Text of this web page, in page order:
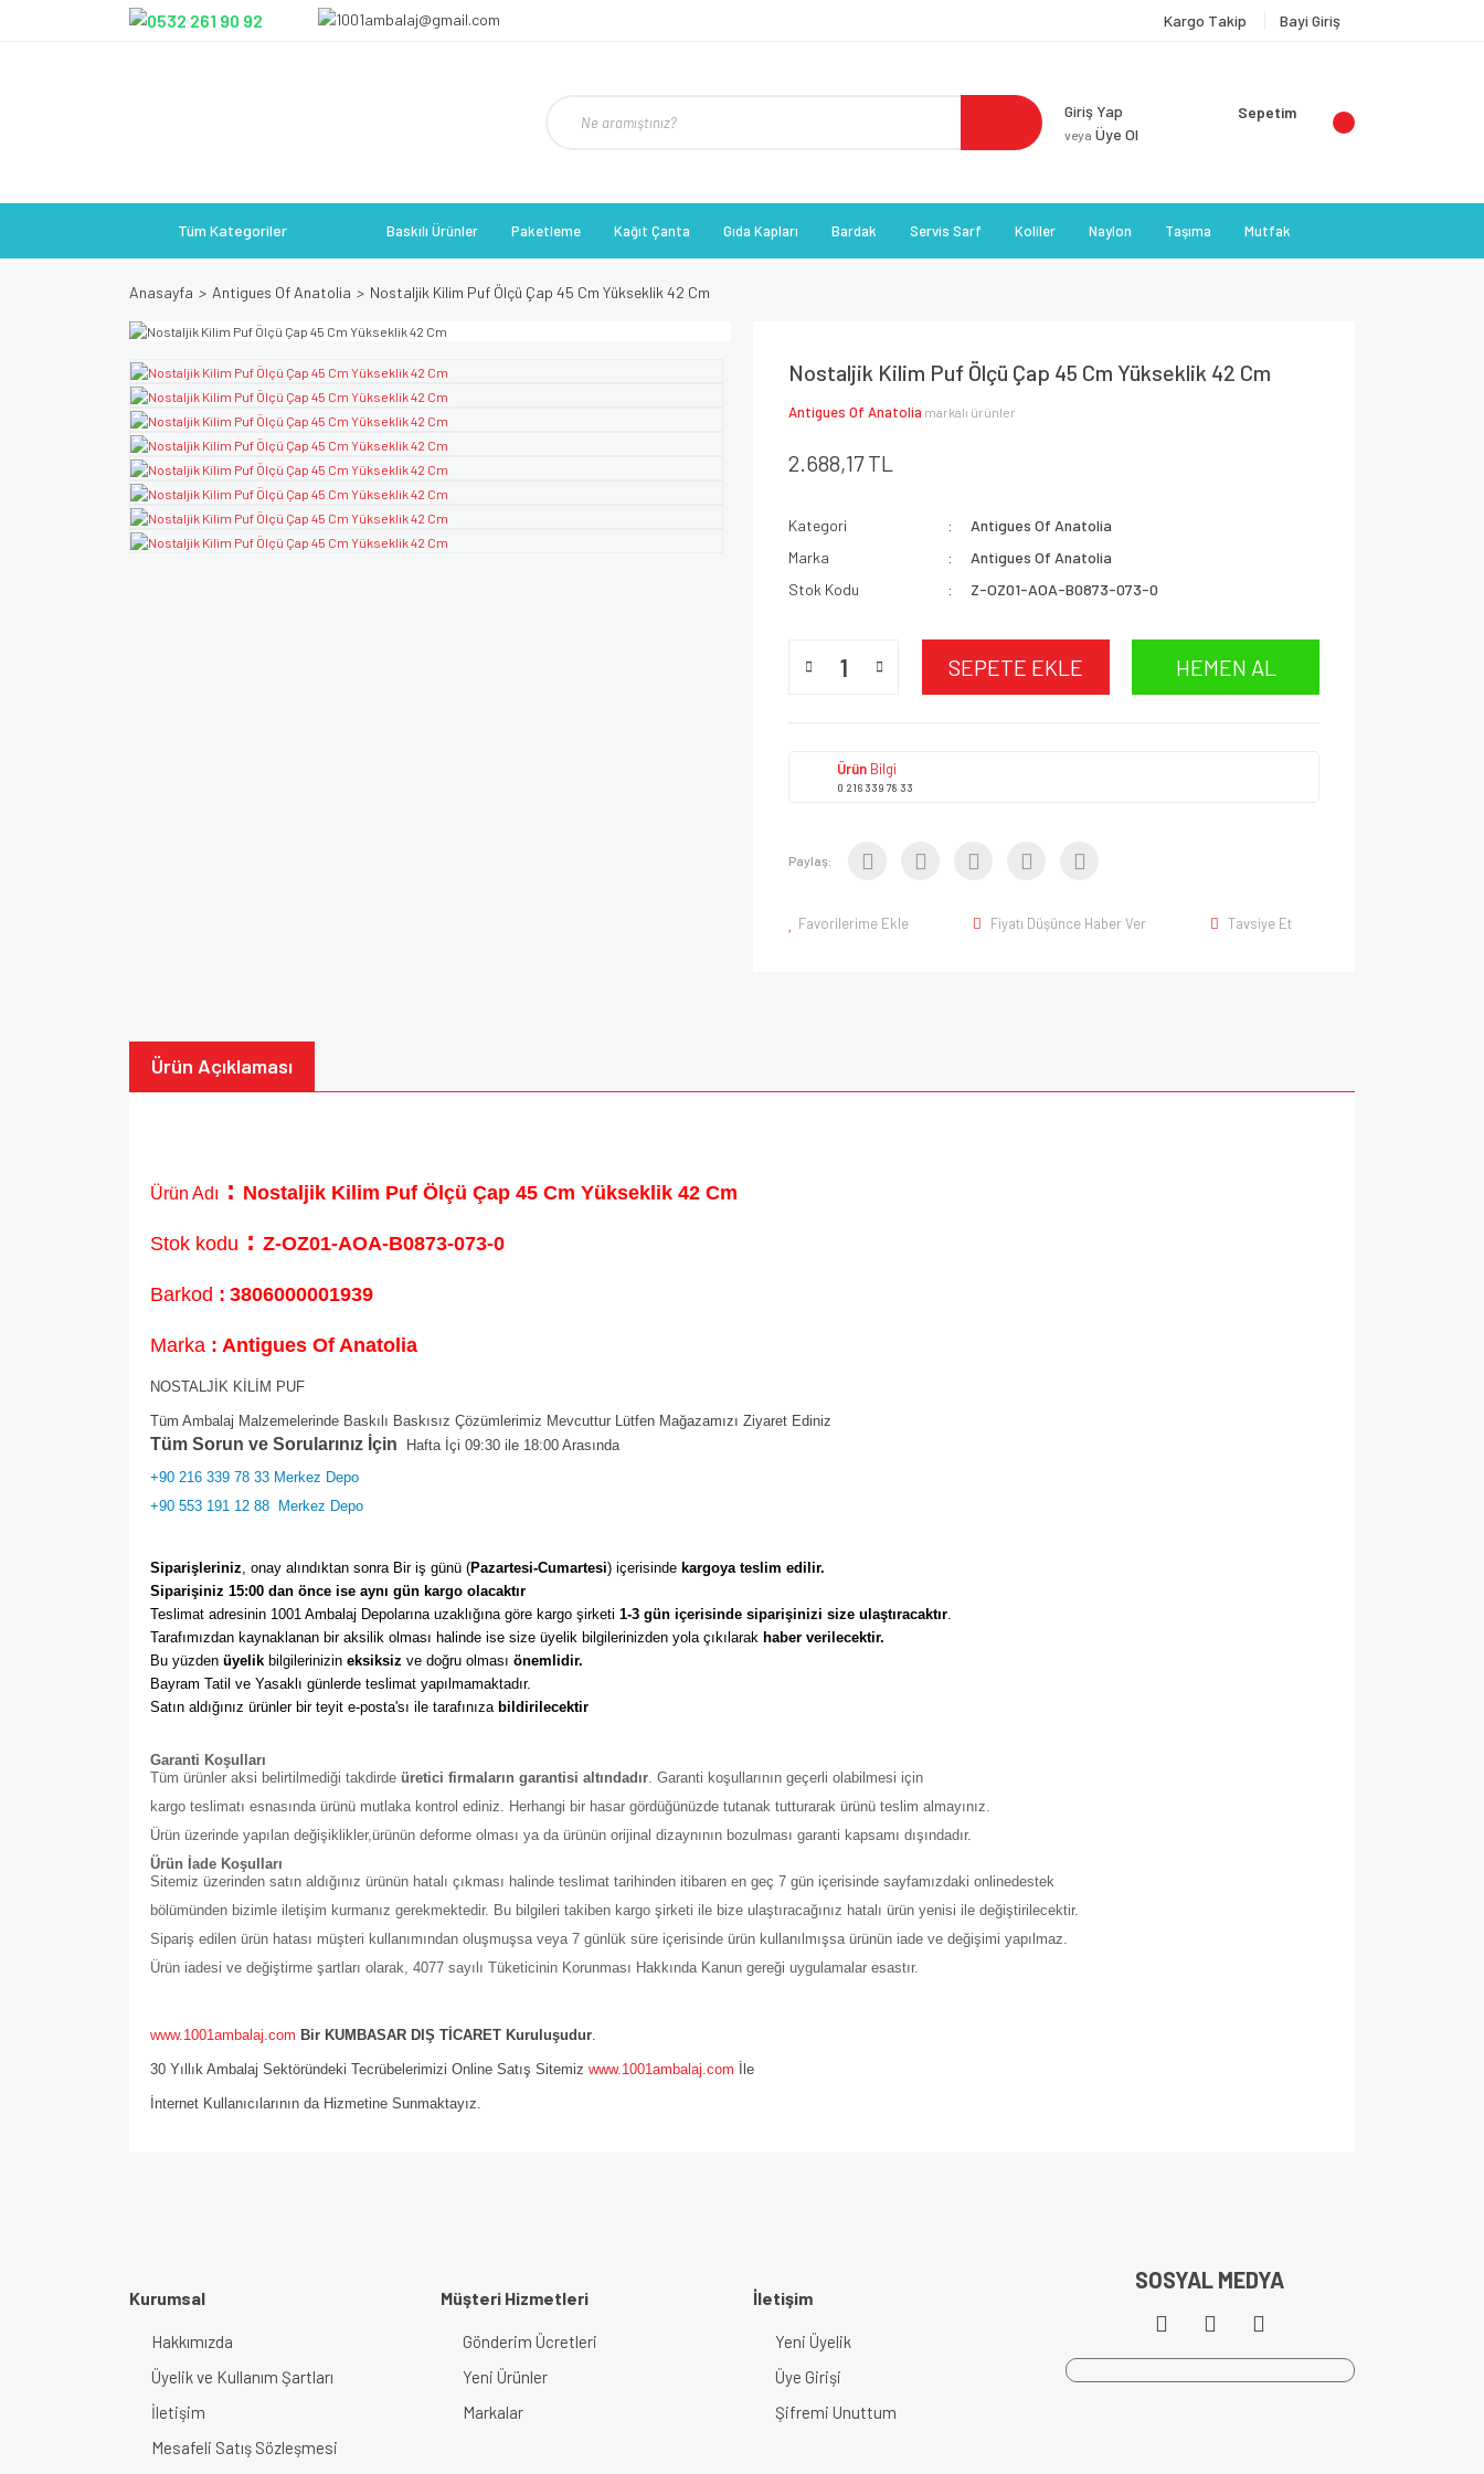
Kargo Takip Bayi Giriş
Giriş Yap
veya Üye Ol
Sepetim
Tüm Kategoriler Baskılı Ürünler Paketleme Kağıt Çanta Gıda Kapları Bardak Servis Sarf Koliler Naylon Taşıma Mutfak
Anasayfa Antigues Of Anatolia Nostaljik Kilim Puf Ölçü Çap 45 Cm Yükseklik 42 Cm
Nostaljik Kilim Puf Ölçü Çap 45 Cm Yükseklik 42 Cm
Antigues Of Anatolia markalı ürünler
2.688,17 TL
Kategori
Antigues Of Anatolia
Marka
Antigues Of Anatolia
Stok Kodu
Z-OZ01-AOA-B0873-073-0
SEPETE EKLE HEMEN AL
Ürün Bilgi
0 216 339 78 33
Paylaş:
Favorilerime Ekle Fiyatı Düşünce Haber Ver Tavsiye Et
Ürün Açıklaması
Ürün Adı : Nostaljik Kilim Puf Ölçü Çap 45 Cm Yükseklik 42 Cm
Stok kodu : Z-OZ01-AOA-B0873-073-0
Barkod : 3806000001939
Marka : Antigues Of Anatolia
NOSTALJİK KİLİM PUF
Tüm Ambalaj Malzemelerinde Baskılı Baskısız Çözümlerimiz Mevcuttur Lütfen Mağazamızı Ziyaret Ediniz
Tüm Sorun ve Sorularınız İçin Hafta İçi 09:30 ile 18:00 Arasında
+90 216 339 78 33 Merkez Depo
+90 553 191 12 88 Merkez Depo
Siparişleriniz, onay alındıktan sonra Bir iş günü (Pazartesi-Cumartesi) içerisinde kargoya teslim edilir.
Siparişiniz 15:00 dan önce ise aynı gün kargo olacaktır
Teslimat adresinin 1001 Ambalaj Depolarına uzaklığına göre kargo şirketi 1-3 gün içerisinde siparişinizi size ulaştıracaktır.
Tarafımızdan kaynaklanan bir aksilik olması halinde ise size üyelik bilgilerinizden yola çıkılarak haber verilecektir.
Bu yüzden üyelik bilgilerinizin eksiksiz ve doğru olması önemlidir.
Bayram Tatil ve Yasaklı günlerde teslimat yapılmamaktadır.
Satın aldığınız ürünler bir teyit e-posta'sı ile tarafınıza bildirilecektir
Garanti Koşulları
Tüm ürünler aksi belirtilmediği takdirde üretici firmaların garantisi altındadır. Garanti koşullarının geçerli olabilmesi için
kargo teslimatı esnasında ürünü mutlaka kontrol ediniz. Herhangi bir hasar gördüğünüzde tutanak tutturarak ürünü teslim almayınız.
Ürün üzerinde yapılan değişiklikler,ürünün deforme olması ya da ürünün orijinal dizaynının bozulması garanti kapsamı dışındadır.
Ürün İade Koşulları
Sitemiz üzerinden satın aldığınız ürünün hatalı çıkması halinde teslimat tarihinden itibaren en geç 7 gün içerisinde sayfamızdaki onlinedestek
bölümünden bizimle iletişim kurmanız gerekmektedir. Bu bilgileri takiben kargo şirketi ile bize ulaştıracağınız hatalı ürün yenisi ile değiştirilecektir.
Sipariş edilen ürün hatası müşteri kullanımından oluşmuşsa veya 7 günlük süre içerisinde ürün kullanılmışsa ürünün iade ve değişimi yapılmaz.
Ürün iadesi ve değiştirme şartları olarak, 4077 sayılı Tüketicinin Korunması Hakkında Kanun gereği uygulamalar esastır.
www.1001ambalaj.com Bir KUMBASAR DIŞ TİCARET Kuruluşudur.
30 Yıllık Ambalaj Sektöründeki Tecrübelerimizi Online Satış Sitemiz www.1001ambalaj.com İle
İnternet Kullanıcılarının da Hizmetine Sunmaktayız.
Kurumsal
Hakkımızda
Üyelik ve Kullanım Şartları
İletişim
Mesafeli Satış Sözleşmesi
Müşteri Hizmetleri
Gönderim Ücretleri
Yeni Ürünler
Markalar
İletişim
Yeni Üyelik
Üye Girişi
Şifremi Unuttum
SOSYAL MEDYA